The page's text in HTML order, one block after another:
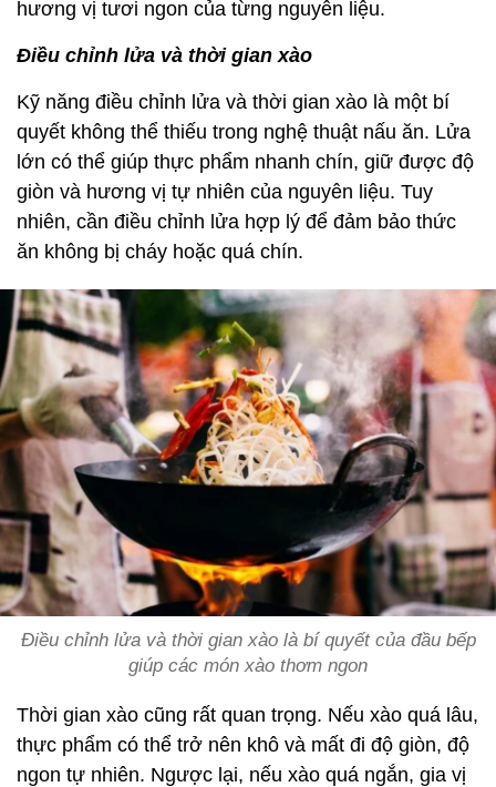
hương vị tươi ngon của từng nguyên liệu.
Điều chỉnh lửa và thời gian xào
Kỹ năng điều chỉnh lửa và thời gian xào là một bí
quyết không thể thiếu trong nghệ thuật nấu ăn. Lửa
lớn có thể giúp thực phẩm nhanh chín, giữ được độ
giòn và hương vị tự nhiên của nguyên liệu. Tuy
nhiên, cần điều chỉnh lửa hợp lý để đảm bảo thức
ăn không bị cháy hoặc quá chín.
Điều chỉnh lửa và thời gian xào là bí quyết của đầu bếp
giúp các món xào thơm ngon
Thời gian xào cũng rất quan trọng. Nếu xào quá lâu,
thực phẩm có thể trở nên khô và mất đi độ giòn, độ
ngon tự nhiên. Ngược lại, nếu xào quá ngắn, gia vị